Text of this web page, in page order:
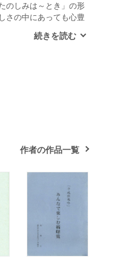
のしみは～とき」の形
さの中にあっても心豊
独楽吟」として募集し
て募集しています。
訪れた「たのしみ」に
います。 曙覧の「独
品はブラウザビュー
作者の作品一覧